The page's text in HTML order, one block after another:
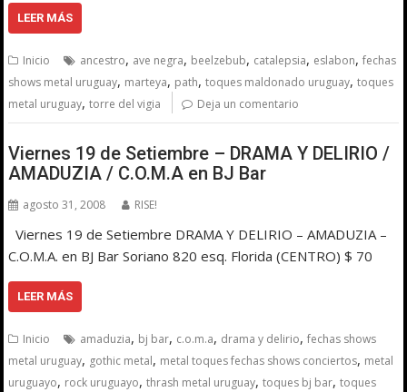
LEER MÁS
Inicio ancestro, ave negra, beelzebub, catalepsia, eslabon,fechas
shows metal uruguay, marteya, path,toques maldonado uruguay,toques
metal uruguay,torre del vigia Deja un comentario
Viernes 19 de Setiembre – DRAMA Y DELIRIO /
AMADUZIA / C.O.M.A en BJ Bar
agosto 31, 2008 RISE!
Viernes 19 de Setiembre DRAMA Y DELIRIO – AMADUZIA –
C.O.M.A. en BJ Bar Soriano 820 esq. Florida (CENTRO) $ 70
LEER MÁS
Inicio amaduzia, bj bar, c.o.m.a, drama y delirio,fechas shows
metal uruguay, gothic metal, metal toques fechas shows conciertos, metal
uruguayo, rock uruguayo,thrash metal uruguay,toques bj bar,toques